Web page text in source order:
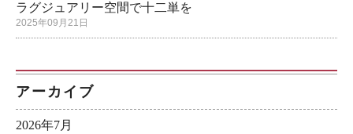
ラグジュアリー空間で十二単を
2025年09月21日
アーカイブ
2026年7月